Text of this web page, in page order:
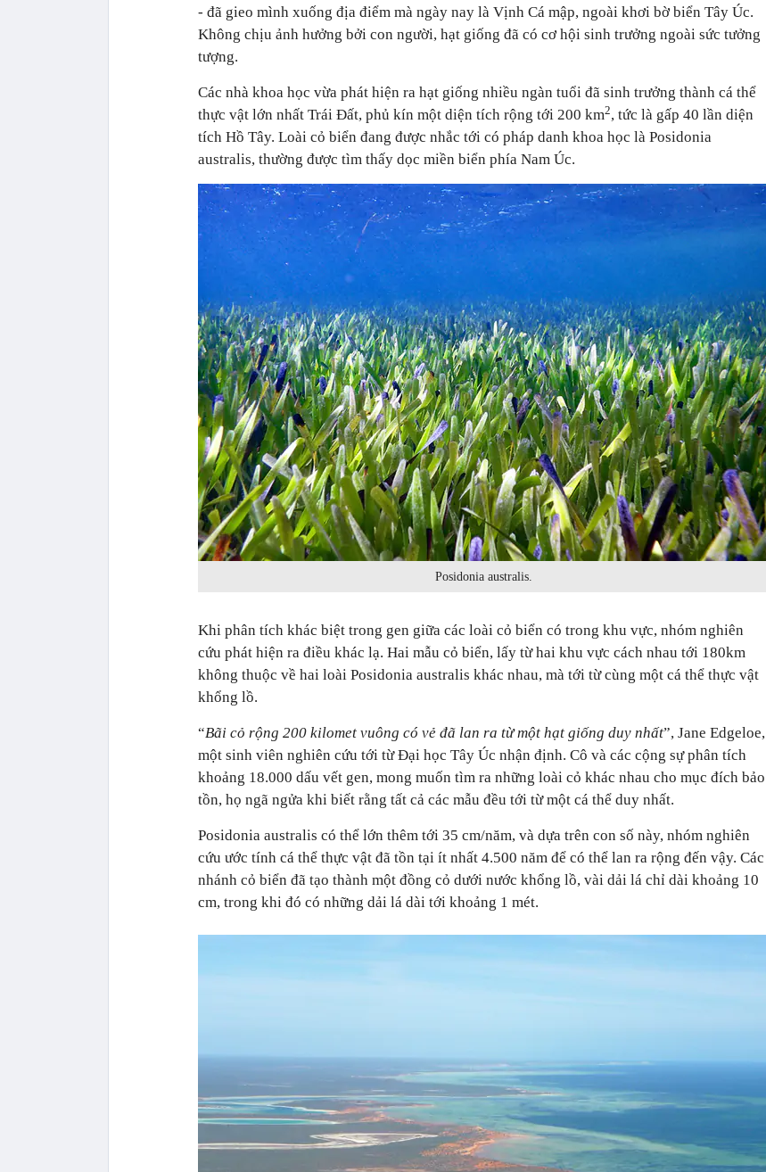
- đã gieo mình xuống địa điểm mà ngày nay là Vịnh Cá mập, ngoài khơi bờ biển Tây Úc.
Không chịu ảnh hưởng bởi con người, hạt giống đã có cơ hội sinh trưởng ngoài sức tưởng
tượng.
Các nhà khoa học vừa phát hiện ra hạt giống nhiều ngàn tuổi đã sinh trưởng thành cá thể
thực vật lớn nhất Trái Đất, phủ kín một diện tích rộng tới 200 km2, tức là gấp 40 lần diện
tích Hồ Tây. Loài cỏ biển đang được nhắc tới có pháp danh khoa học là Posidonia
australis, thường được tìm thấy dọc miền biển phía Nam Úc.
Posidonia australis.
Khi phân tích khác biệt trong gen giữa các loài cỏ biển có trong khu vực, nhóm nghiên
cứu phát hiện ra điều khác lạ. Hai mẫu cỏ biển, lấy từ hai khu vực cách nhau tới 180km
không thuộc về hai loài Posidonia australis khác nhau, mà tới từ cùng một cá thể thực vật
khổng lồ.
“Bãi cỏ rộng 200 kilomet vuông có vẻ đã lan ra từ một hạt giống duy nhất”, Jane Edgeloe,
một sinh viên nghiên cứu tới từ Đại học Tây Úc nhận định. Cô và các cộng sự phân tích
khoảng 18.000 dấu vết gen, mong muốn tìm ra những loài cỏ khác nhau cho mục đích bảo
tồn, họ ngã ngửa khi biết rằng tất cả các mẫu đều tới từ một cá thể duy nhất.
Posidonia australis có thể lớn thêm tới 35 cm/năm, và dựa trên con số này, nhóm nghiên
cứu ước tính cá thể thực vật đã tồn tại ít nhất 4.500 năm để có thể lan ra rộng đến vậy. Các
nhánh cỏ biển đã tạo thành một đồng cỏ dưới nước khổng lồ, vài dải lá chỉ dài khoảng 10
cm, trong khi đó có những dải lá dài tới khoảng 1 mét.